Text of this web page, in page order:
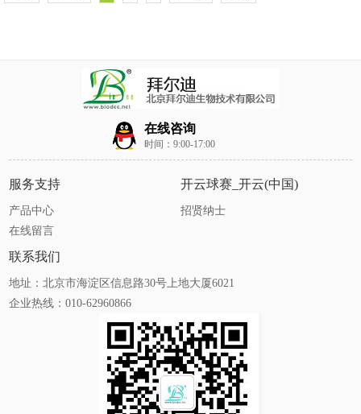
在线咨询
时间：9:00-17:00
服务支持
产品中心
在线留言
开云球赛_开云(中国)
招贤纳士
联系我们
地址：北京市海淀区信息路30号上地大厦6021
企业热线：010-62960866